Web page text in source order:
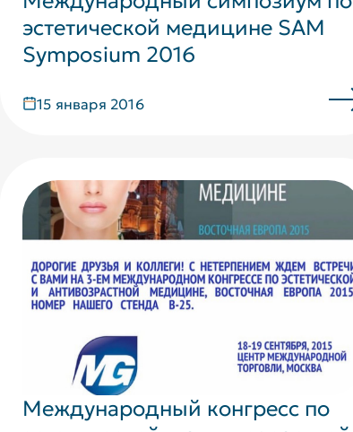
эстетической медицине SAM
Symposium 2016
15 января 2016
Международный конгресс по